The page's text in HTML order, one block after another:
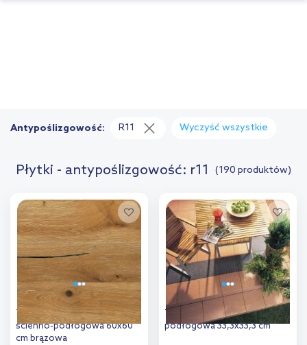
Płytki - antypoślizgowość: r11 (190 produktów)
Antypoślizgowość: R11 Wyczyść wszystkie
Tarrace Timber płytka
ścienno-podłogowa 60x60
cm brązowa
Tubądzin Tartan 5 płytka
podłogowa 33,3x33,3 cm